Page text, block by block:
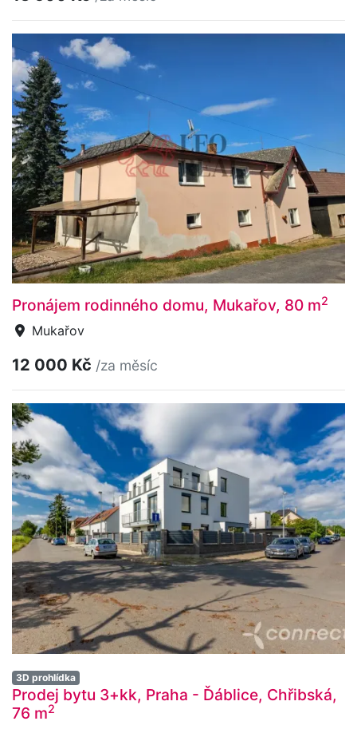
Pronájem rodinného domu, Mukařov, 80 m2
Mukařov
12 000 Kč /za měsíc
3D prohlídka
Prodej bytu 3+kk, Praha - Ďáblice, Chřibská,
76 m2